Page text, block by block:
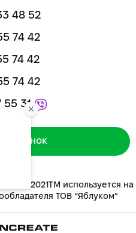
48 52
74 42
74 42
74 42
55 31
дзвінок
2014-2021ТМ используется на
ТОВ “Яблуком”